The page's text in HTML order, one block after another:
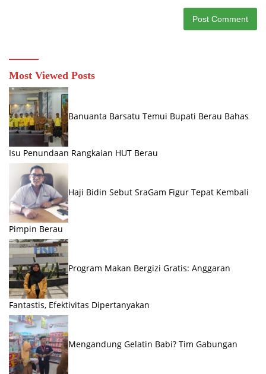
Most Viewed Posts
Banuanta Barsatu Temui Bupati Berau Bahas
Isu Penundaan Rangkaian HUT Berau
Haji Bidin Sebut SraGam Figur Tepat Kembali
Pimpin Berau
Program Makan Bergizi Gratis: Anggaran
Fantastis, Efektivitas Dipertanyakan
Mengandung Gelatin Babi? Tim Gabungan